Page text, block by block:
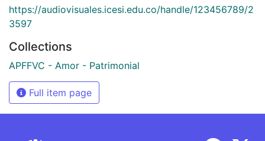
https://audiovisuales.icesi.edu.co/handle/123456789/2
3597
Collections
APFFVC - Amor - Patrimonial
Full item page